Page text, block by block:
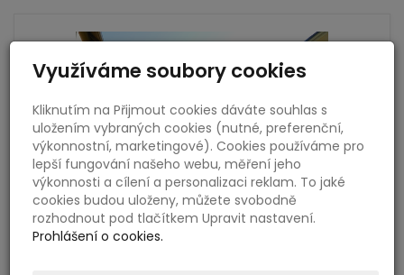
Využíváme soubory cookies
Kliknutím na Přijmout cookies dáváte souhlas s
uložením vybraných cookies (nutné, preferenční,
výkonnostní, marketingové). Cookies používáme pro
lepší fungování našeho webu, měření jeho
výkonnosti a cílení a personalizaci reklam. To jaké
cookies budou uloženy, můžete svobodně
rozhodnout pod tlačítkem Upravit nastavení.
Prohlášení o cookies.